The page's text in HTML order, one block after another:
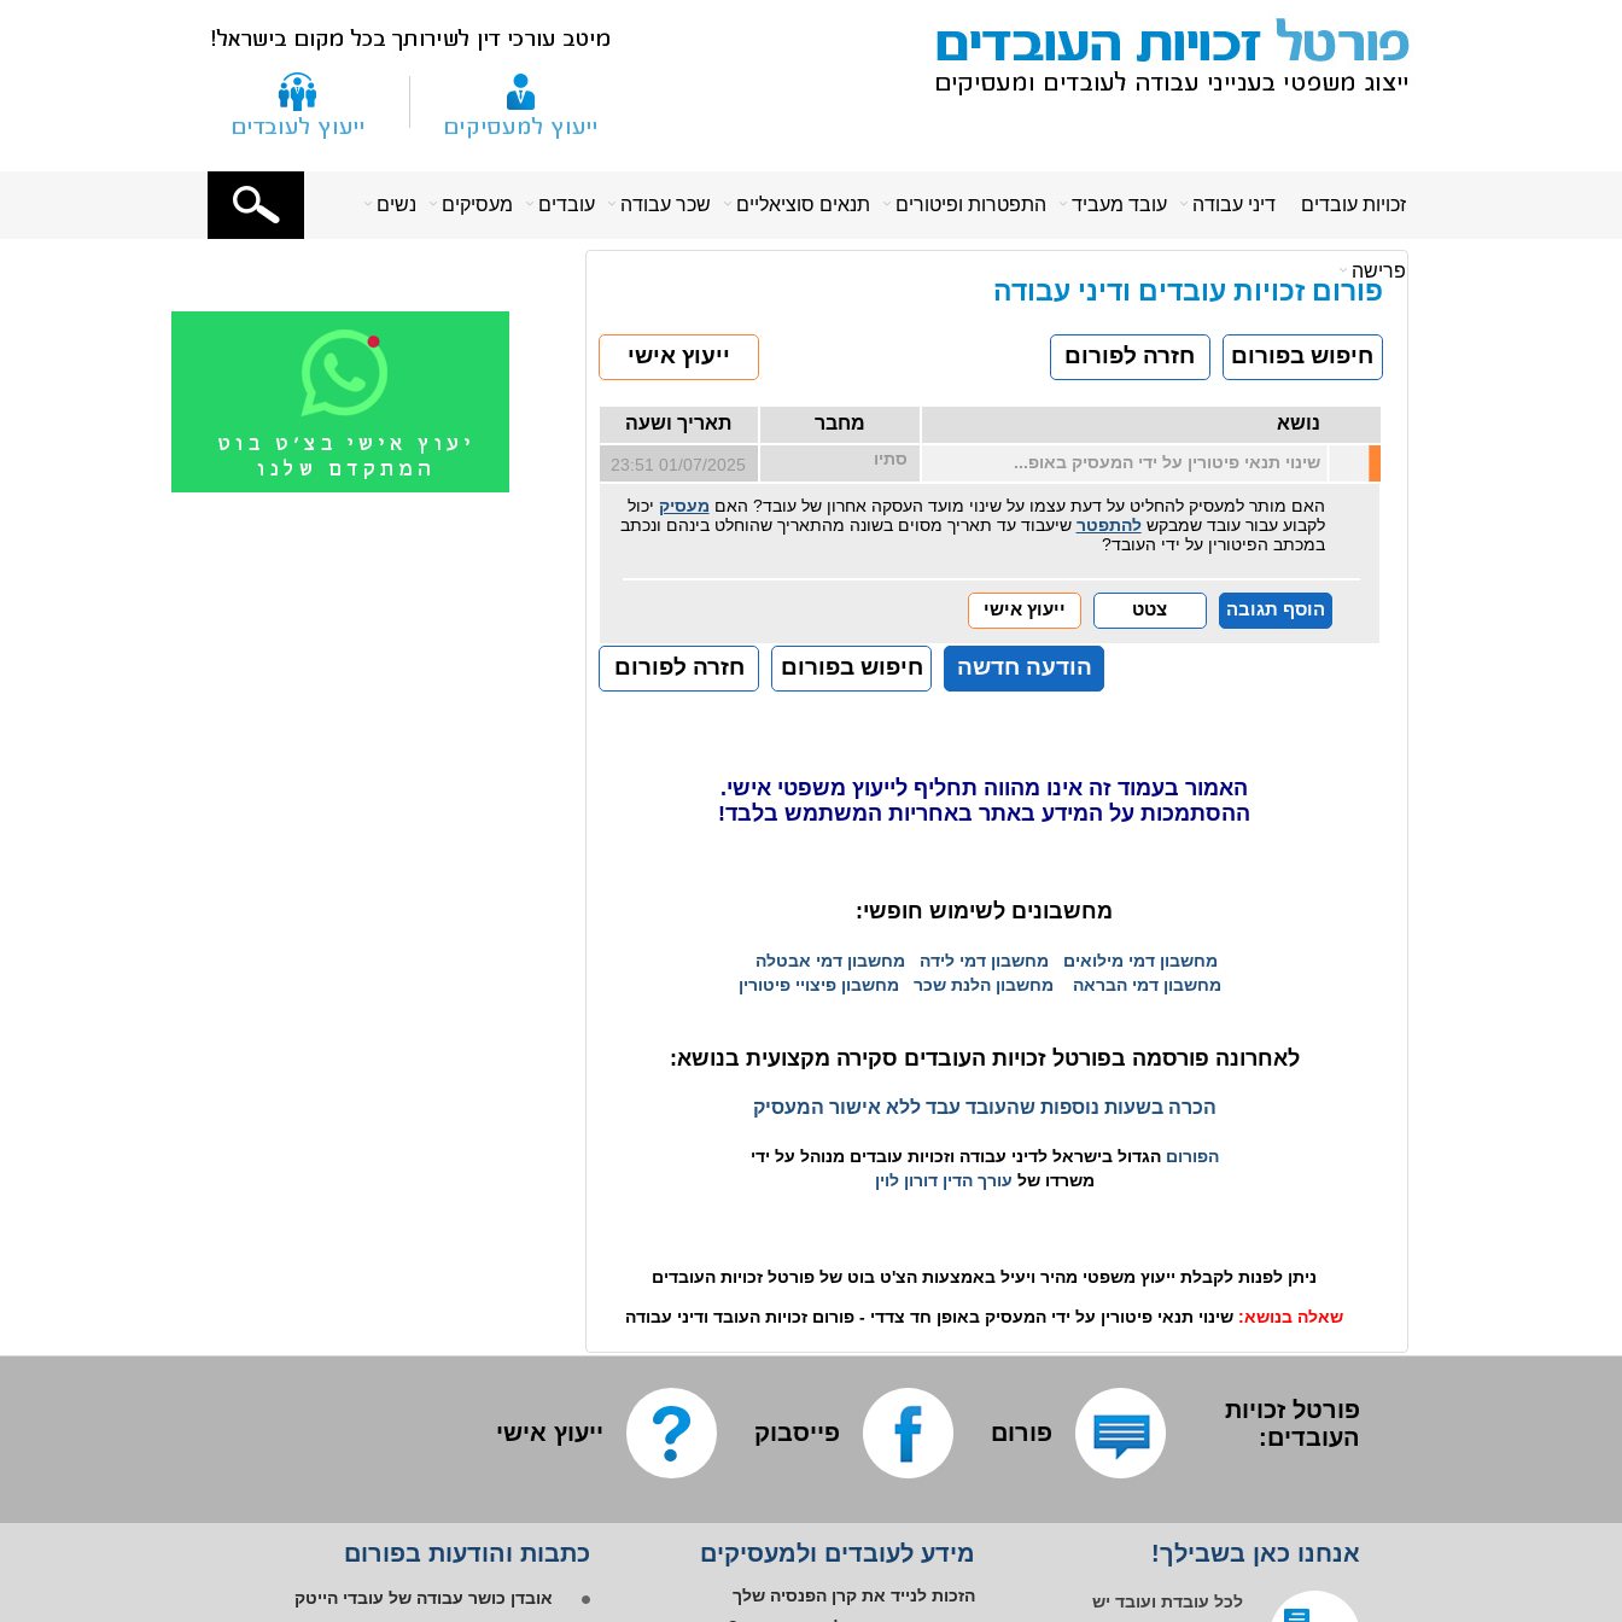
זכויות עובדים דיני עבודה עובד מעביד התפטרות ופיטורים תנאים סוציאליים שכר עבודה עובדים מעסיקים נשים
פרישה
X
פורום זכויות עובדים ודיני עבודה
חיפוש בפורום חזרה לפורום ייעוץ אישי
נושא מחבר תאריך ושעה
שינוי תנאי פיטורין על ידי המעסיק באופ... סתיו 01/07/2025 23:51
האם מותר למעסיק להחליט על דעת עצמו על שינוי מועד העסקה אחרון של עובד? האם מעסיק יכול
לקבוע עבור עובד שמבקשלהתפטר שיעבוד עד תאריך מסוים בשונה מהתאריך שהוחלט בינהם ונכתב
במכתב הפיטורין על ידי העובד?
הוסף תגובה צטט ייעוץ אישי
חזרה לפורום חיפוש בפורום הודעה חדשה
האמור בעמוד זה אינו מהווה תחליף לייעוץ משפטי אישי.
ההסתמכות על המידע באתר באחריות המשתמש בלבד!
מחשבונים לשימוש חופשי:
מחשבון דמי מילואים מחשבון דמי לידה
מחשבון דמי אבטלה
מחשבון דמי הבראה
מחשבון הלנת שכר מחשבון פיצויי פיטורין
לאחרונה פורסמה בפורטל זכויות העובדים סקירה מקצועית בנושא:
הכרה בשעות נוספות שהעובד עבד ללא אישור המעסיק
הפורום הגדול בישראל לדיני עבודה וזכויות עובדים מנוהל על ידי
משרדו של עורך הדין דורון לוין
ניתן לפנות לקבלת ייעוץ משפטי מהיר ויעיל באמצעות הצ'ט בוט של פורטל זכויות העובדים
שאלה בנושא: שינוי תנאי פיטורין על ידי המעסיק באופן חד צדדי - פורום זכויות העובד ודיני עבודה
פורטל זכויות
העובדים:
פורום פייסבוק ייעוץ אישי
אנחנו כאן בשבילך!
לכל עובדת ועובד יש
מידע לעובדים ולמעסיקים
הזכות לנייד את קרן הפנסיה שלך
כתבות והודעות בפורום
אפליית עובד אוטיסט במקום העבודה
פיטורים ללא שימוע בתקופת אי כושר
אובדן כושר עבודה של עובדי הייטק